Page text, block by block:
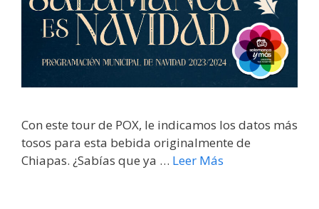
Con este tour de POX, le indicamos los datos más
tosos para esta bebida originalmente de
Chiapas. ¿Sabías que ya … Leer Más